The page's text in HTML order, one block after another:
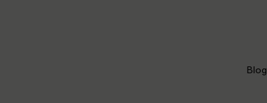
Blog